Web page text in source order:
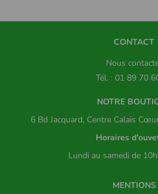
CONTACT
Nous
Tél. : 01 89 70
NOTRE
6 Bd Jacquard, Centre Calais
Horaires
Lundi au samedi de
MENTIONS